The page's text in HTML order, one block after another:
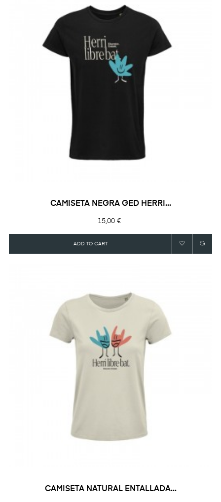
CAMISETA NEGRA GED HERRI...
Precio
15,00 €
ADD TO CART
CAMISETA NATURAL ENTALLADA...